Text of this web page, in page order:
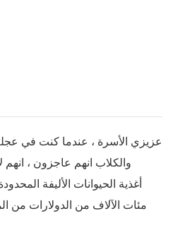
عزيزي الأسرة ، عندما كنت في
والكلاب انهم عاجزون ،
مئات الآلاف من الدولارات من